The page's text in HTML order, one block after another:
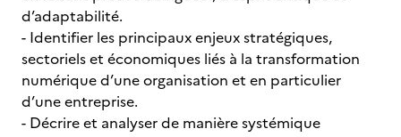
d’adaptabilité.
- Identifier les principaux enjeux stratégiques,
sectoriels et économiques liés à la transformation
numérique d’une organisation et en particulier
d’une entreprise.
- Décrire et analyser de manière systémique